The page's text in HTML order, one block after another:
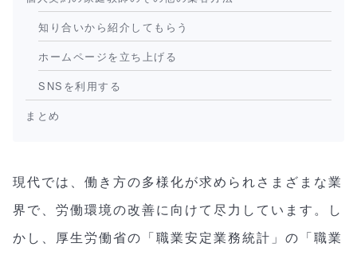
知り合いから紹介してもらう
ホームページを立ち上げる
SNSを利用する
まとめ
現代では、働き方の多様化が求められさまざまな業
界で、労働環境の改善に向けて尽力しています。し
かし、厚生労働省の「職業安定業務統計」の「職業